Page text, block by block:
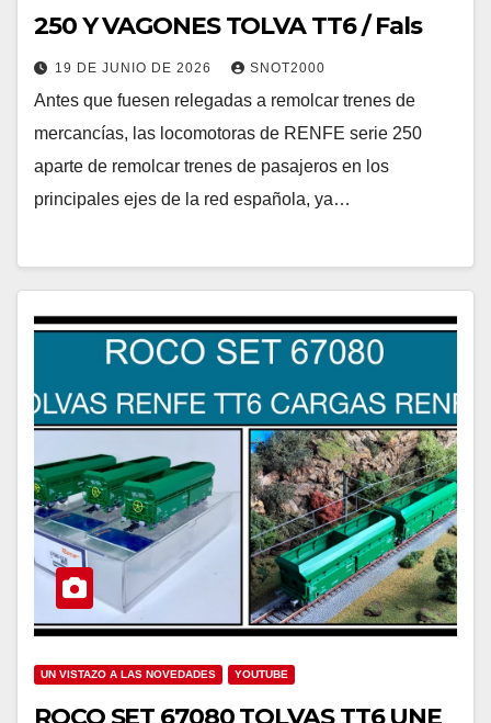
250 Y VAGONES TOLVA TT6 / Fals
19 DE JUNIO DE 2026 SNOT2000
Antes que fuesen relegadas a remolcar trenes de
mercancías, las locomotoras de RENFE serie 250
aparte de remolcar trenes de pasajeros en los
principales ejes de la red española, ya…
UN VISTAZO A LAS NOVEDADES YOUTUBE
ROCO SET 67080 TOLVAS TT6 UNE